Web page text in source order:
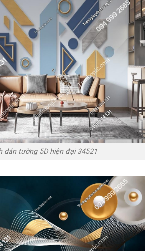
dán tường 5D hiện đại 34521